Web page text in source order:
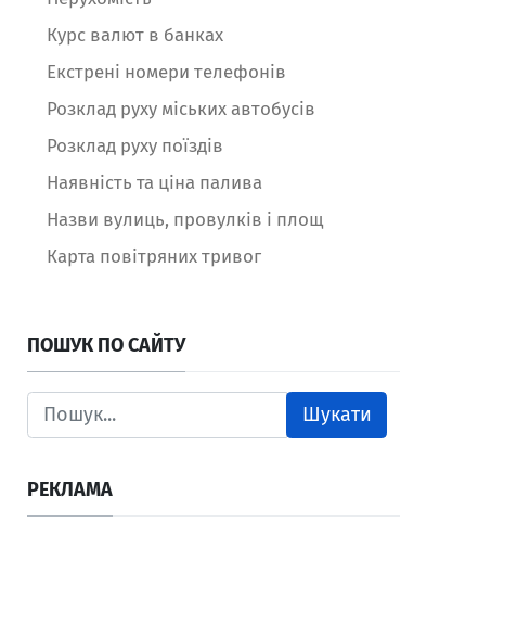
Курс валют в банках
Екстрені номери телефонів
Розклад руху міських автобусів
Розклад руху поїздів
Наявність та ціна палива
Назви вулиць, провулків і площ
Карта повітряних тривог
ПОШУК ПО САЙТУ
Шукати
РЕКЛАМА